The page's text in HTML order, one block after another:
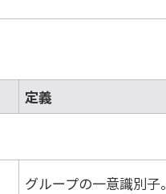
定義
グループの一意識別子。